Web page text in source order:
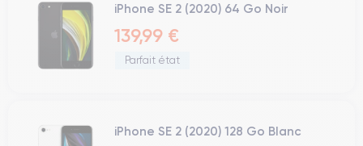
iPhone SE 2 (2020) 64 Go Noir
139,99 €
Parfait état
iPhone SE 2 (2020) 128 Go Blanc